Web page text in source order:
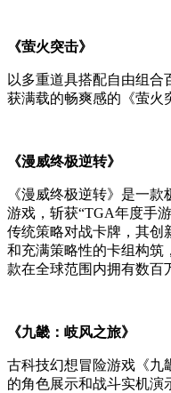
《萤火突击》
以多重道具搭配自由组
获满载的畅爽感的《萤火
《漫威终极逆转》
《漫威终极逆转》是一
游戏，斩获“TGA年度手
传统策略对战卡牌，其创
和充满策略性的卡组构筑
款在全球范围内拥有数百
《九畿：岐风之旅》
古科技幻想冒险游戏《九
的角色展示和战斗实机演